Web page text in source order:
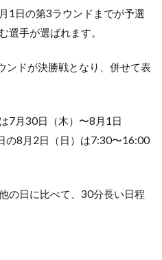
1日の第3ラウンドまでが予選
選手が選ばれます。
ンドが決勝戦となり、併せて表
7月30日（木）〜8月1日
の8月2日（日）は7:30〜16:00
の日に比べて、30分長い日程